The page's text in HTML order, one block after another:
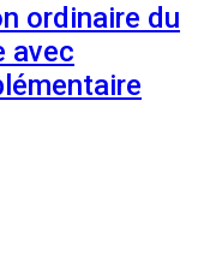
ordinaire du
avec